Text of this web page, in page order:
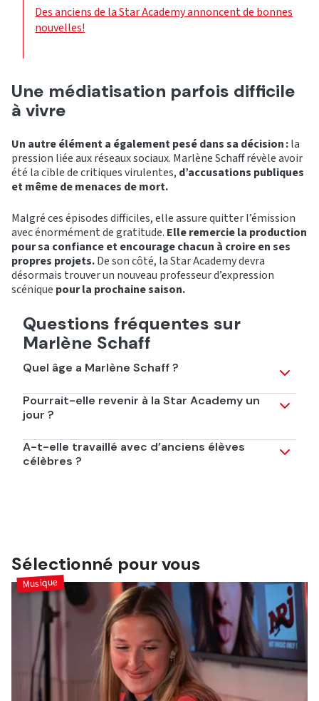
Des anciens de la Star Academy annoncent de bonnes
nouvelles!
Une médiatisation parfois difficile
à vivre
Un autre élément a également pesé dans sa décision :la
pression liée aux réseaux sociaux. Marlène Schaff révèle avoir
été la cible de critiques virulentes, d’accusations publiques
et même de menaces de mort.
Malgré ces épisodes difficiles, elle assure quitter l’émission
avec énormément de gratitude. Elle remercie la production
pour sa confiance et encourage chacun à croire en ses
propres projets.De son côté, la Star Academy devra
désormais trouver un nouveau professeur d’expression
scénique pour la prochaine saison.
Questions fréquentes sur
Marlène Schaff
Quel âge a Marlène Schaff ?
Marlène Schaff est âgée de 44 ans.
Pourrait-elle revenir à la Star Academy un
jour ?
Elle n’exclut pas cette possibilité et a laissé entendre
qu’un retour reste envisageable dans le futur.
A-t-elle travaillé avec d’anciens élèves
célèbres ?
Sélectionné pour vous
Musique